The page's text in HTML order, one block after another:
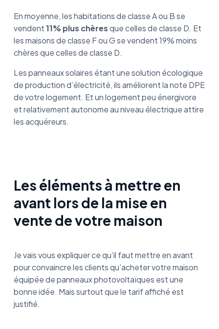
En moyenne, les habitations de classe A ou B se
vendent11% plus chèresque celles de classe D. Et
les maisons de classe F ou G se vendent 19% moins
chères que celles de classe D.
Les panneaux solaires étant une solution écologique
de production d’électricité, ils améliorent la note DPE
de votre logement. Et un logement peu énergivore
et relativement autonome au niveau électrique attire
les acquéreurs.
Les éléments à mettre en
avant lors de la mise en
vente de votre maison
Je vais vous expliquer ce qu’il faut mettre en avant
pour convaincre les clients qu’acheter votre maison
équipée de panneaux photovoltaïques est une
bonne idée. Mais surtout que le tarif affiché est
justifié.